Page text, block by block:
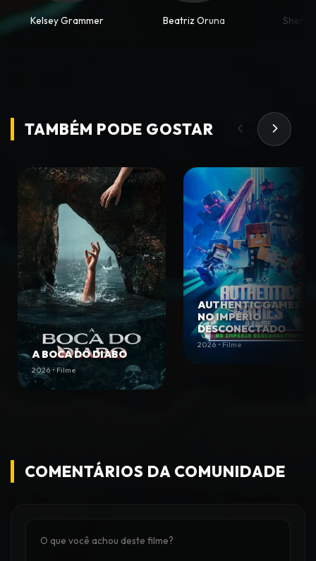
Kelsey Grammer Beatriz Oruna
TAMBÉM PODE GOSTAR
A BOCA DO DIABO
2026 • Filme
AUTHENTIC GAMES:
NO IMPÉRIO
DESCONECTADO
2026 • Filme
COMENTÁRIOS DA COMUNIDADE